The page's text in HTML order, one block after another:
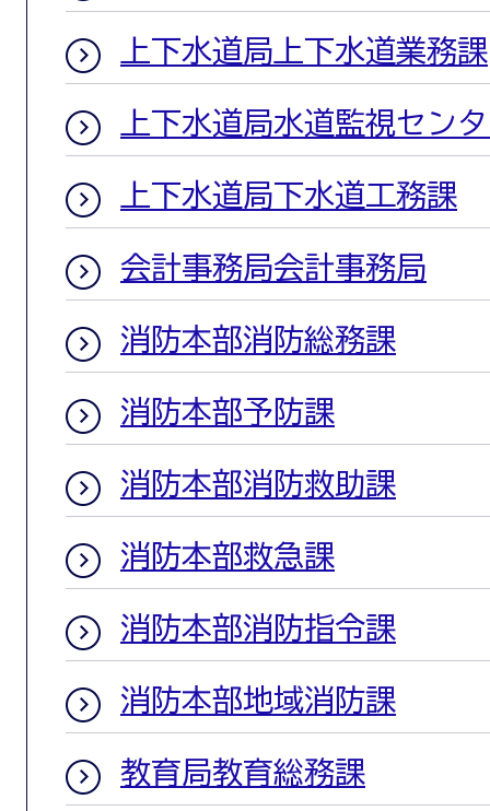
上下水道局上下水道業務課
上下水道局水道監視セン
上下水道局下水道工務課
会計事務局会計事務局
消防本部消防総務課
消防本部予防課
消防本部消防救助課
消防本部救急課
消防本部消防指令課
消防本部地域消防課
教育局教育総務課